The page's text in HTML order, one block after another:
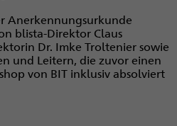
Anerkennungsurkunde
blista-Direktor Claus
Dr. Imke Troltenier sowie
und Leitern, die zuvor einen
von BIT inklusiv absolviert